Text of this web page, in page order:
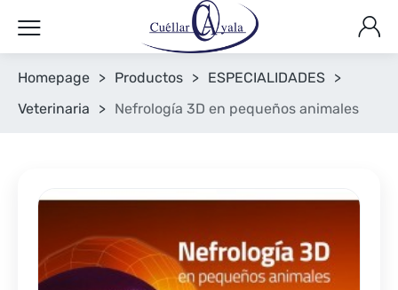
Homepage > Productos > ESPECIALIDADES >
Veterinaria
> Nefrología 3D en pequeños animales